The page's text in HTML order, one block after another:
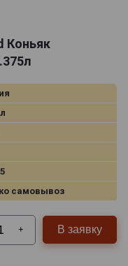
Коньяк
самовывоз
+ В заявку